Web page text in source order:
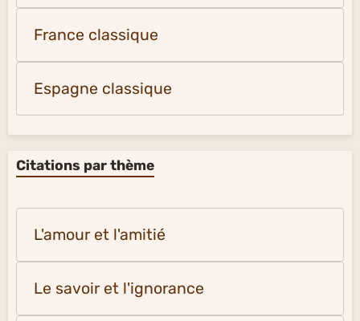
France classique
Espagne classique
Citations par thème
L'amour et l'amitié
Le savoir et l'ignorance